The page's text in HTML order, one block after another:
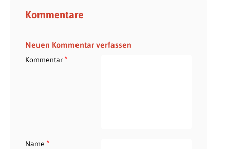
Kommentare
Neuen Kommentar verfassen
Kommentar*
Name *